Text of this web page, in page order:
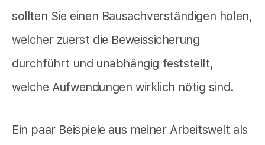
sollten Sie einen Bausachverständigen holen,
welcher zuerst die Beweissicherung
durchführt und unabhängig feststellt,
welche Aufwendungen wirklich nötig sind.
Ein paar Beispiele aus meiner Arbeitswelt als